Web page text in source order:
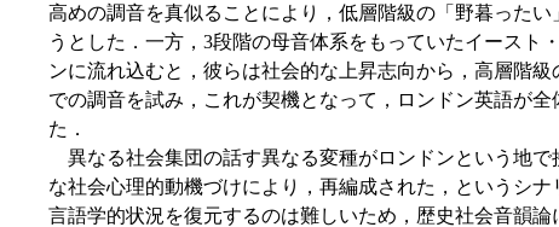
高めの調音を真似ることにより，低層階級の「野暮った
うとした．一方，3段階の母音体系をもっていたイースト
ンに流れ込むと，彼らは社会的な上昇志向から，高層階
での調音を試み，これが契機となって，ロンドン英語が
た．
異なる社会集団の話す異なる変種がロンドンという地
な社会心理的動機づけにより，再編成された，というシ
言語学的状況を復元するのは難しいため，歴史社会音韻